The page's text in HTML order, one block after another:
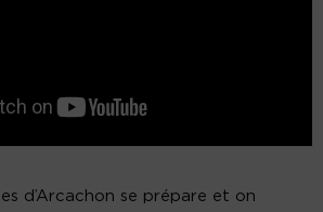
d’Arcachon se prépare et on